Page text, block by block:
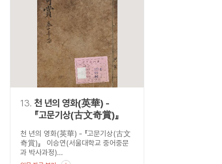
13. 천 년의 영화(英華) -
『고문기상(古文奇賞)』
천 년의 영화(英華) - 『고문기상(古文
奇賞)』 이승연(서울대학교 중어중문
과 박사과정)...